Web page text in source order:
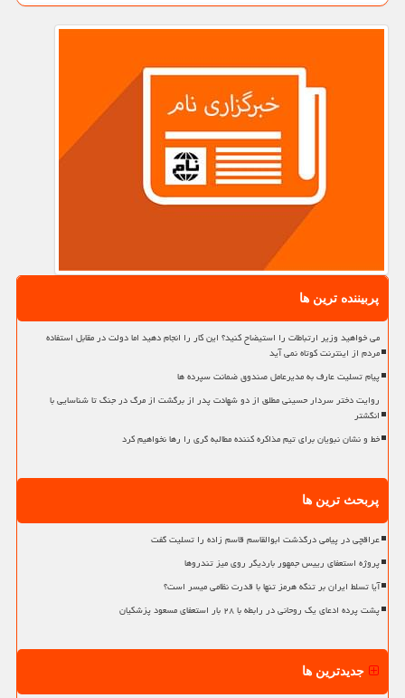
پربیننده ترین ها
می خواهید وزیر ارتباطات را استیضاح کنید؟ این کار را انجام دهید اما دولت در مقابل استفاده
مردم از اینترنت کوتاه نمی آید
پیام تسلیت عارف به مدیرعامل صندوق ضمانت سپرده ها
روایت دختر سردار حسینی مطلق از دو شهادت پدر از برگشت از مرگ در جنگ تا شناسایی با
انگشتر
خط و نشان نبویان برای تیم مذاکره کننده مطالبه گری را رها نخواهیم کرد
پربحث ترین ها
عراقچی در پیامی درگذشت ابوالقاسم قاسم زاده را تسلیت گفت
پروژه استعفای رییس جمهور باردیگر روی میز تندروها
آیا تسلط ایران بر تنگه هرمز تنها با قدرت نظامی میسر است؟
پشت پرده ادعای یک روحانی در رابطه با ۲۸ بار استعفای مسعود پزشکیان
جدیدترین ها